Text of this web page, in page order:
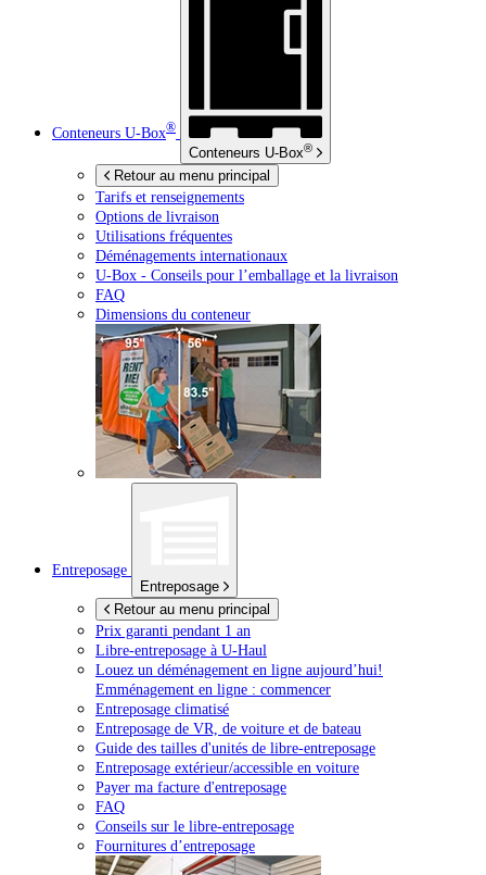
Conteneurs U-Box®
Conteneurs U-Box®
Retour au menu principal
Tarifs et renseignements
Options de livraison
Utilisations fréquentes
Déménagements internationaux
U-Box - Conseils pour l’emballage et la livraison
FAQ
Dimensions du conteneur
Entreposage
Entreposage
Retour au menu principal
Prix garanti pendant 1 an
Libre-entreposage à U-Haul
Louez un déménagement en ligne aujourd’hui!
Emménagement en ligne : commencer
Entreposage climatisé
Entreposage de VR, de voiture et de bateau
Guide des tailles d'unités de libre-entreposage
Entreposage extérieur/accessible en voiture
Payer ma facture d'entreposage
FAQ
Conseils sur le libre-entreposage
Fournitures d’entreposage